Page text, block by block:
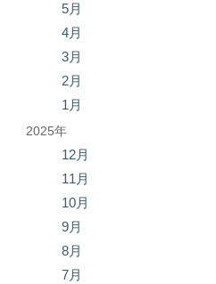
5月
4月
3月
2月
1月
2025年
12月
11月
10月
9月
8月
7月